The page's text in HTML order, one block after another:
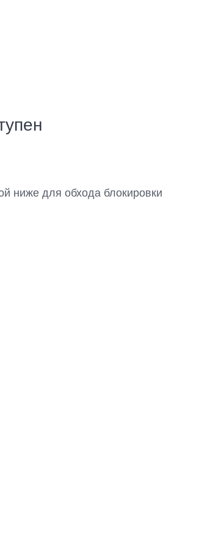
ниже для обхода блокировки